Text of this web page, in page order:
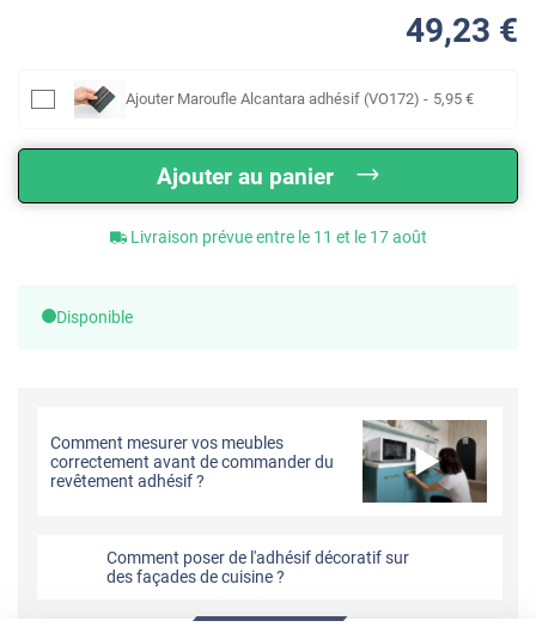
49,23 €
Ajouter Maroufle Alcantara adhésif (VO172) - 5,95 €
Ajouter au panier
Livraison prévue entre le 11 et le 17 août
Disponible
Comment mesurer vos meubles
correctement avant de commander du
revêtement adhésif ?
Comment poser de l'adhésif décoratif sur
des façades de cuisine ?